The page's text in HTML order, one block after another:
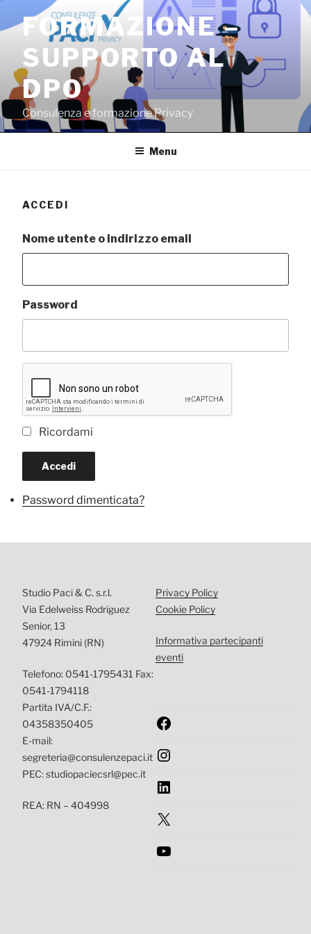
contenuto
FORMAZIONE –
SUPPORTO AL
DPO
Consulenza e formazione Privacy
Menu
ACCEDI
Nome utente o indirizzo email
Password
Ricordami
Accedi
Password dimenticata?
Studio Paci & C. s.r.l.
Via Edelweiss Rodriguez
Senior, 13
47924 Rimini (RN)
Telefono: 0541-1795431 Fax:
0541-1794118
Partita IVA/C.F.:
04358350405
E-mail:
segreteria@consulenzepaci.it
PEC: studiopaciecsrl@pec.it
REA: RN – 404998
Privacy Policy
Cookie Policy
Informativa partecipanti
eventi